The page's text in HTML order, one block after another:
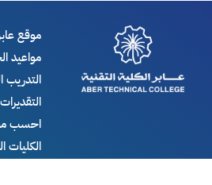
موقع
مواعيد
التدريب
احسب
الكليات